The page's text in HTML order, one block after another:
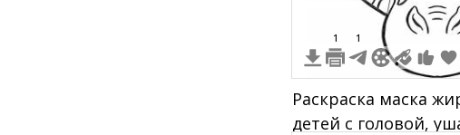
1 1
Раскраска маска
детей с головой,